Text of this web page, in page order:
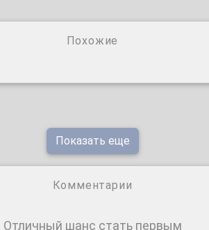
Похожие
Показать еще
Комментарии
Отличный шанс стать первым